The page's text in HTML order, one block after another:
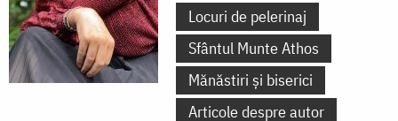
Locuri de pelerinaj
Sfântul Munte Athos
Mănăstiri și biserici
Articole despre autor